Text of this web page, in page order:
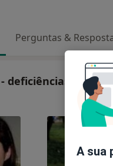
Perguntas &
- deficiências
A sua